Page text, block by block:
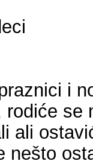
i
rodiće
ali
nešto